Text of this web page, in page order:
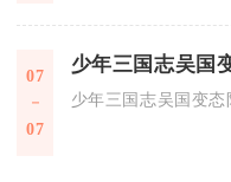
07
07
少年三国志吴国变